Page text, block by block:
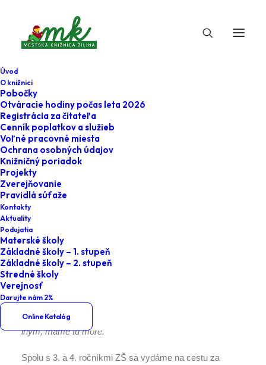
Úvod
O knižnici
Pobočky
Otváracie hodiny počas leta 2026
Registrácia za čitateľa
Cenník poplatkov a služieb
Voľné pracovné miesta
Ochrana osobných údajov
Knižničný poriadok
Projekty
Zverejňovanie
Pravidlá súťaže
Kontakty
Aktuality
Podujatia
Materské školy
Základné školy – 1. stupeň
Základné školy – 2. stupeň
Stredné školy
Verejnosť
Darujte nám 2%
Online Katalóg
Kolobeh vody
Home
Je malá, ale dôležitá
iným, máme tu more.
Spolu s 3. a 4. ročníkmi ZŠ sa vydáme na cestu za